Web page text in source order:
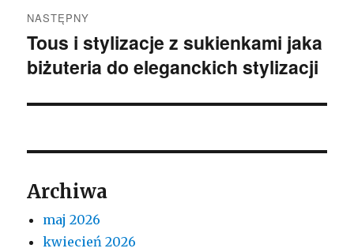
NASTĘPNY
Następny
wpis:
Tous i stylizacje z sukienkami jaka
biżuteria do eleganckich stylizacji
Archiwa
maj 2026
kwiecień 2026